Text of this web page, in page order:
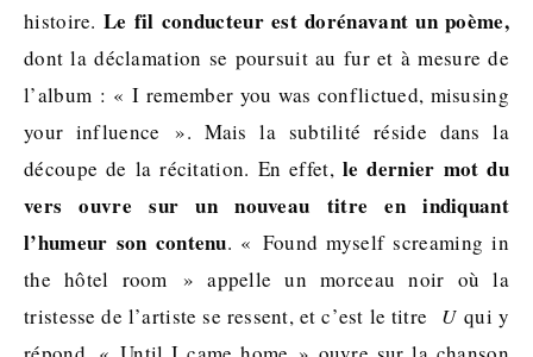
histoire. Le fil conducteur est dorénavant un poème,
dont la déclamation se poursuit au fur et à mesure de
l’album : « I remember you was conflictued, misusing
your influence ». Mais la subtilité réside dans la
découpe de la récitation. En effet, le dernier mot du
vers ouvre sur un nouveau titre en indiquant
l’humeur son contenu. « Found myself screaming in
the hôtel room » appelle un morceau noir où la
tristesse de l’artiste se ressent, et c’est le titre Uqui y